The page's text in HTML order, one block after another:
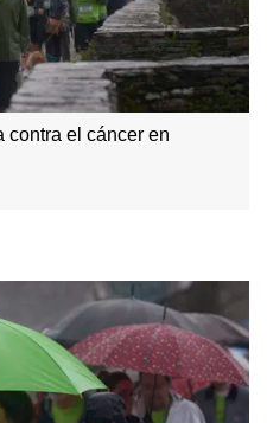
contra el cáncer en